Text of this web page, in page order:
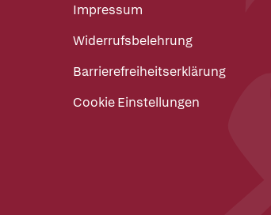
Impressum
Widerrufsbelehrung
Barrierefreiheitserklärung
Cookie Einstellungen